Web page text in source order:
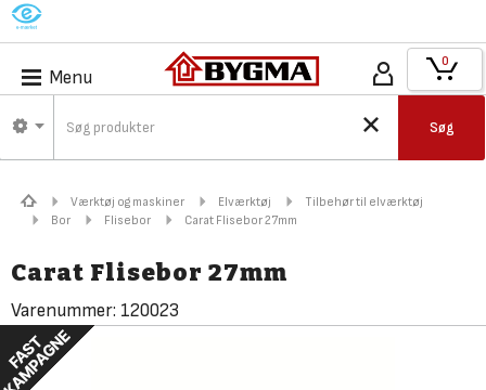
M
Menu
Søg
0
Værktøj og maskiner Elværktøj
Tilbehør til elværktøj
Bor
Flisebor Carat Flisebor 27mm
Carat Flisebor 27mm
Varenummer: 120023